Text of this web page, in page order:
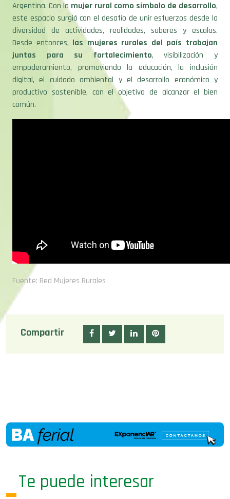
Argentina. Con la mujer rural como símbolo de desarrollo,
este espacio surgió con el desafío de unir esfuerzos desde la
diversidad de actividades, realidades, saberes y escalas.
Desde entonces, las mujeres rurales del país trabajan
juntas para su fortalecimiento, visibilización y
empoderamiento, promoviendo la educación, la inclusión
digital, el cuidado ambiental y el desarrollo económico y
productivo sostenible, con el objetivo de alcanzar el bien
común.
Fuente: Red Mujeres Rurales
Compartir
Te puede interesar